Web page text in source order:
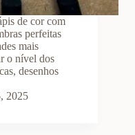
de cor com
perfeitas
mais
o nível dos
desenhos
2025